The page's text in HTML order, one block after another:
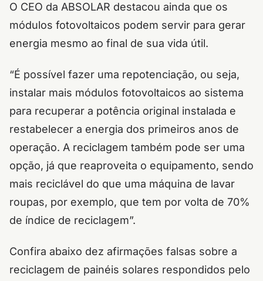
O CEO da ABSOLAR destacou ainda que os
módulos fotovoltaicos podem servir para gerar
energia mesmo ao final de sua vida útil.
“É possível fazer uma repotenciação, ou seja,
instalar mais módulos fotovoltaicos ao sistema
para recuperar a potência original instalada e
restabelecer a energia dos primeiros anos de
operação. A reciclagem também pode ser uma
opção, já que reaproveita o equipamento, sendo
mais reciclável do que uma máquina de lavar
roupas, por exemplo, que tem por volta de 70%
de índice de reciclagem”.
Confira abaixo dez afirmações falsas sobre a
reciclagem de painéis solares respondidos pelo